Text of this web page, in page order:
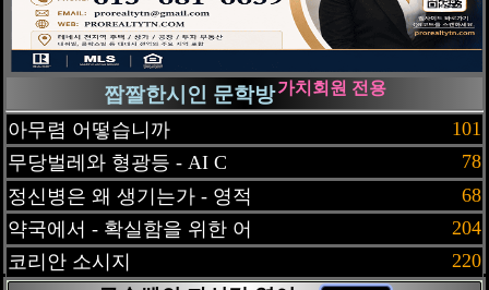
짭짤한시인 문학방 가치회원 전용
아무렴 어떻습니까
101
무당벌레와 형광등 - AI C
78
정신병은 왜 생기는가 - 영적
68
약국에서 - 확실함을 위한 어
204
코리안 소시지
220